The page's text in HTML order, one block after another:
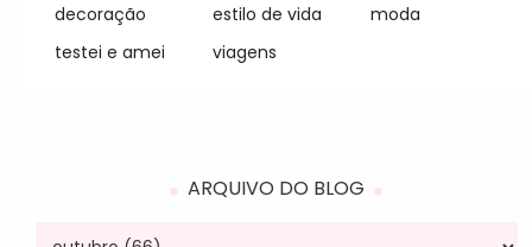
decoração
estilo de vida
moda
testei e amei
viagens
ARQUIVO DO BLOG